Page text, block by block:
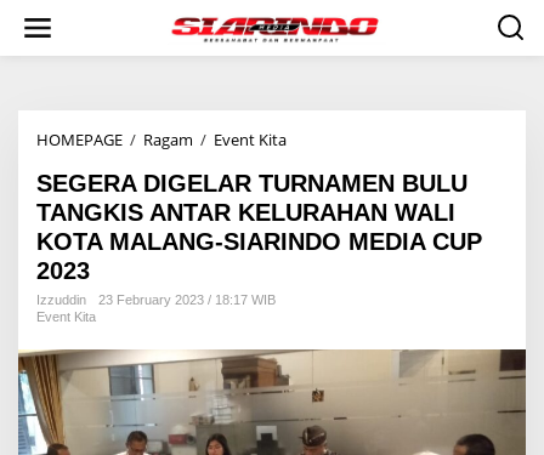
i
HOMEPAGE / Ragam / Event Kita
G
E
R
A
L
A
T
SEGERA DIGELAR TURNAMEN BULU
TANGKIS ANTAR KELURAHAN WALI
KOTA MALANG-SIARINDO MEDIA CUP
2023
Izzuddin
23 February 2023 / 18:17 WIB
Event Kita